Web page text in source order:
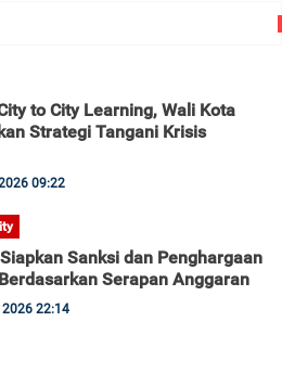
to City Learning, Wali Kota
Strategi Tangani Krisis
09:22
Sanksi dan Penghargaan
Serapan Anggaran
22:14